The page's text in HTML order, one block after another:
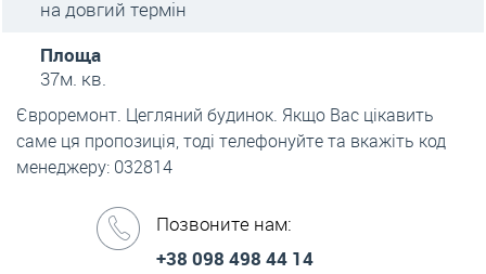
на довгий термін
Площа
37м. кв.
Євроремонт. Цегляний будинок. Якщо Вас цікавить
саме ця пропозиція, тоді телефонуйте та вкажіть код
менеджеру: 032814
Позвоните нам:
+38 098 498 44 14